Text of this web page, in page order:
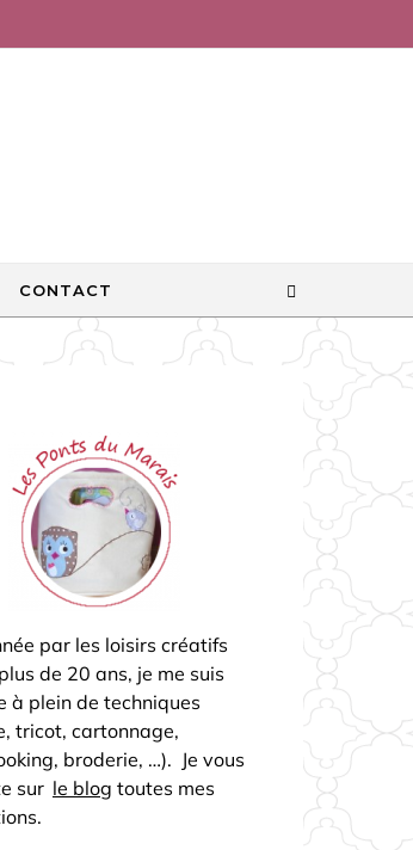
CONTACT
par les loisirs créatifs
de 20 ans, je me suis
à plein de techniques
tricot, cartonnage,
broderie, …). Je vous
sur le blog toutes mes